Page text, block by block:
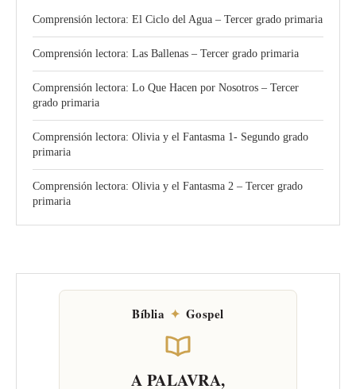
Comprensión lectora: El Ciclo del Agua – Tercer grado primaria
Comprensión lectora: Las Ballenas – Tercer grado primaria
Comprensión lectora: Lo Que Hacen por Nosotros – Tercer
grado primaria
Comprensión lectora: Olivia y el Fantasma 1- Segundo grado
primaria
Comprensión lectora: Olivia y el Fantasma 2 – Tercer grado
primaria
Bíblia ✦ Gospel
A PALAVRA,